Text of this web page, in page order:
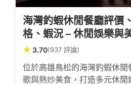
海灣釣蝦休閒餐廳評價
格、蝦況 – 休閒娛樂與
★ 3.70(937 評論)
位於高雄鳥松的海灣釣蝦休閒
歌與熱炒美食，打造多元休閒